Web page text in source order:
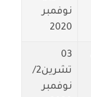
نوفمبر
2020
03
تشرين2/
نوفمبر